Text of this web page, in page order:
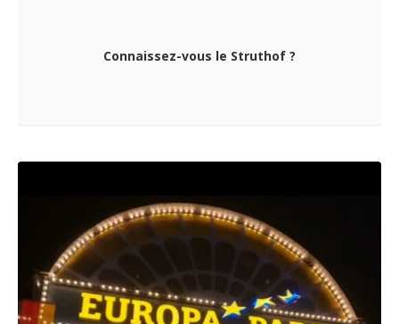
Connaissez-vous le Struthof ?